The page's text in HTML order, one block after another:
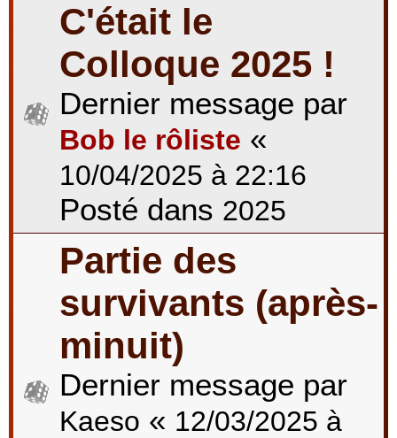
C'était le
Colloque 2025 !
Dernier message par
Bob le rôliste «
10/04/2025 à 22:16
Posté dans 2025
Partie des
survivants (après-
minuit)
Dernier message par
Kaeso « 12/03/2025 à